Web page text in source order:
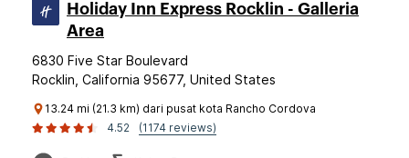
Holiday Inn Express Rocklin - Galleria
Area
6830 Five Star Boulevard
Rocklin, California 95677, United States
13.24 mi (21.3 km) dari pusat kota Rancho Cordova
4.52
(1174 reviews)